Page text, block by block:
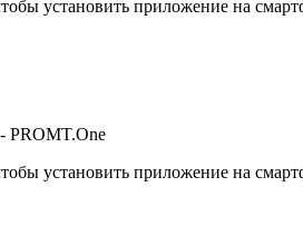
установить приложение на
установить приложение на